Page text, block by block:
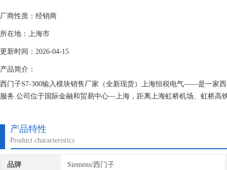
厂商性质：经销商
所在地：上海市
更新时间：2026-04-15
产品简介：
西门子S7-300输入模块销售厂家（全新现货）上海恒税电气——是一家
服务.公司位于国际金融和贸易中心—上海，距离上海虹桥机场、虹桥高
产品特性
Product characteristics
品牌 Siemens/西门子